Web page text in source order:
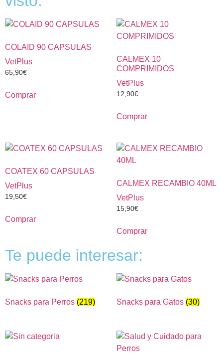
COLAID 90 CAPSULAS
VetPlus
65,90€
Comprar
CALMEX 10
COMPRIMIDOS
VetPlus
12,90€
Comprar
COATEX 60 CAPSULAS
VetPlus
19,50€
Comprar
CALMEX RECAMBIO 40ML
VetPlus
15,90€
Comprar
Te puede interesar:
Snacks para Perros (219) Snacks para Gatos (30)